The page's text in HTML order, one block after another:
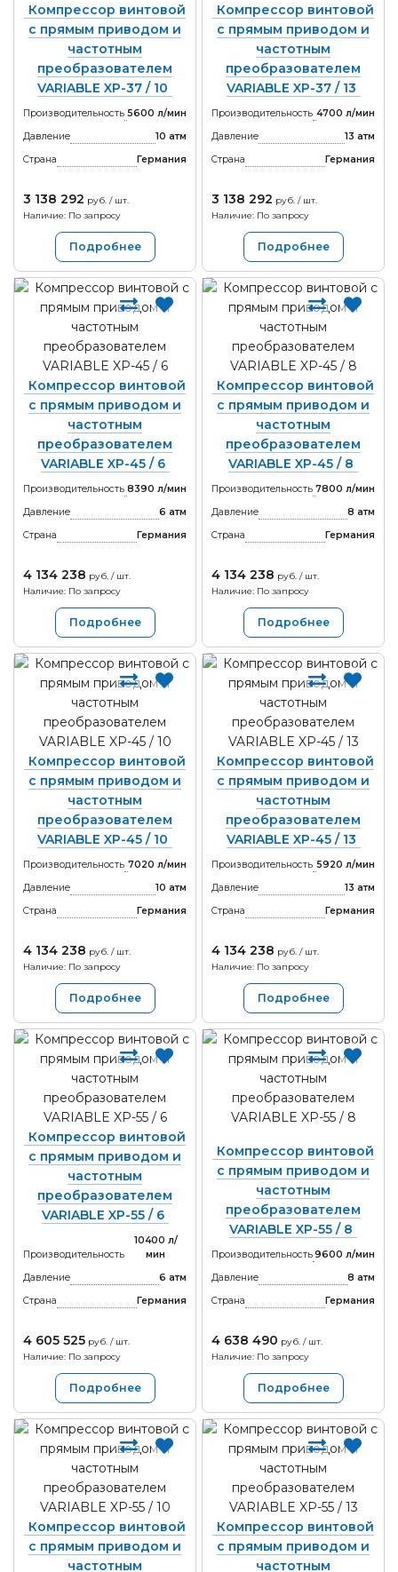
Компрессор винтовой
с прямым приводом и
частотным
преобразователем
VARIABLE XP-37 / 10
Производительность 5600 л/мин
Давление
10 атм
Страна
Германия
3 138 292 руб. / шт.
Наличие: По запросу
Подробнее
Компрессор винтовой
с прямым приводом и
частотным
преобразователем
VARIABLE XP-37 / 13
Производительность 4700 л/мин
Давление
13 атм
Страна
Германия
3 138 292 руб. / шт.
Наличие: По запросу
Подробнее
Компрессор винтовой
с прямым приводом и
частотным
преобразователем
VARIABLE XP-45 / 6
Производительность 8390 л/мин
Давление
6 атм
Страна
Германия
4 134 238 руб. / шт.
Наличие: По запросу
Подробнее
Компрессор винтовой
с прямым приводом и
частотным
преобразователем
VARIABLE XP-45 / 8
Производительность 7800 л/мин
Давление
8 атм
Страна
Германия
4 134 238 руб. / шт.
Наличие: По запросу
Подробнее
Компрессор винтовой
с прямым приводом и
частотным
преобразователем
VARIABLE XP-45 / 10
Производительность 7020 л/мин
Давление
10 атм
Страна
Германия
4 134 238 руб. / шт.
Наличие: По запросу
Подробнее
Компрессор винтовой
с прямым приводом и
частотным
преобразователем
VARIABLE XP-45 / 13
Производительность 5920 л/мин
Давление
13 атм
Страна
Германия
4 134 238 руб. / шт.
Наличие: По запросу
Подробнее
Компрессор винтовой
с прямым приводом и
частотным
преобразователем
VARIABLE XP-55 / 6
Производительность
10400 л/
мин
Давление
6 атм
Страна
Германия
4 605 525 руб. / шт.
Наличие: По запросу
Подробнее
Компрессор винтовой
с прямым приводом и
частотным
преобразователем
VARIABLE XP-55 / 8
Производительность9600 л/мин
Давление
8 атм
Страна
Германия
4 638 490 руб. / шт.
Наличие: По запросу
Подробнее
Компрессор винтовой
с прямым приводом и
частотным
Компрессор винтовой
с прямым приводом и
частотным